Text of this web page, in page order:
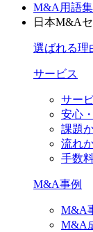
M&A用語集
日本M&A
選ばれる理
サービス
サー
安心
課題
流れ
手数
M&A事例
M&A
M&A